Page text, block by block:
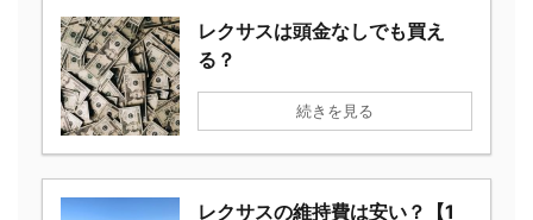
レクサスは頭金なしでも買え
る？
続きを見る
レクサスの維持費は安い？【1